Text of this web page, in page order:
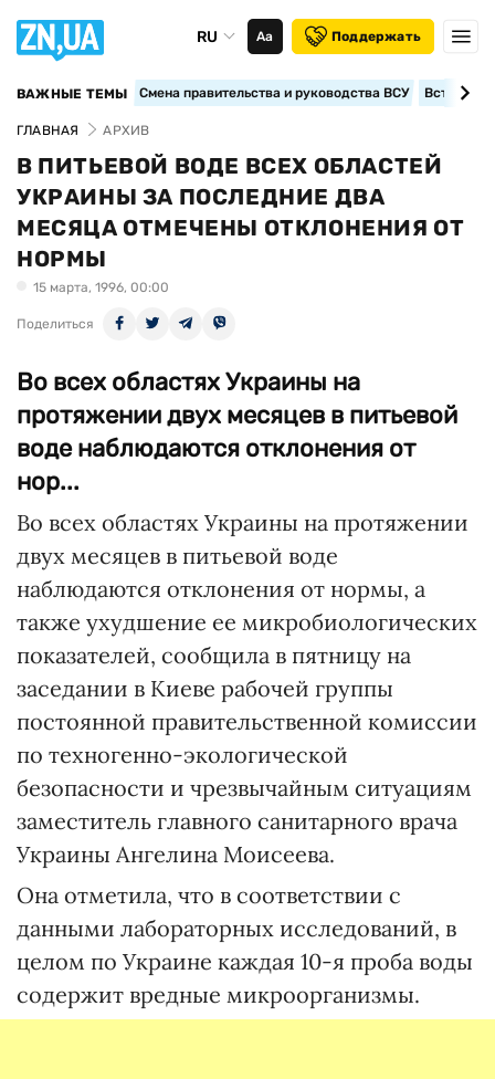
RU Аа Поддержать
ВАЖНЫЕ ТЕМЫ Смена правительства и руководства ВСУ
ГЛАВНАЯ АРХИВ
В ПИТЬЕВОЙ ВОДЕ ВСЕХ ОБЛАСТЕЙ
УКРАИНЫ ЗА ПОСЛЕДНИЕ ДВА
МЕСЯЦА ОТМЕЧЕНЫ ОТКЛОНЕНИЯ ОТ
НОРМЫ
15 марта, 1996, 00:00
Поделиться
Во всех областях Украины на
протяжении двух месяцев в питьевой
воде наблюдаются отклонения от
нор...
Во всех областях Украины на протяжении
двух месяцев в питьевой воде
наблюдаются отклонения от нормы, а
также ухудшение ее микробиологических
показателей, сообщила в пятницу на
заседании в Киеве рабочей группы
постоянной правительственной комиссии
по техногенно-экологической
безопасности и чрезвычайным ситуациям
заместитель главного санитарного врача
Украины Ангелина Моисеева.
Она отметила, что в соответствии с
данными лабораторных исследований, в
целом по Украине каждая 10-я проба воды
содержит вредные микроорганизмы.